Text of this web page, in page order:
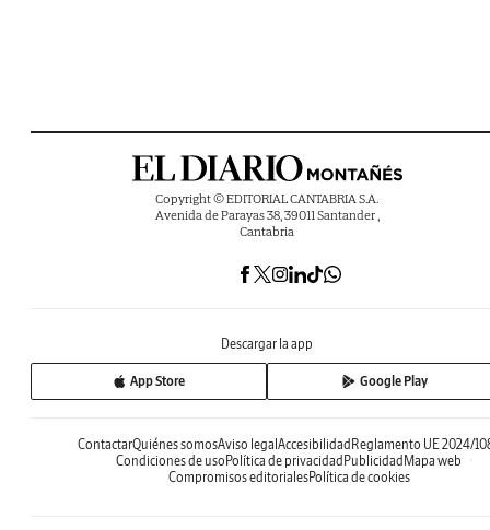
Copyright © EDITORIAL CANTABRIA S.A.
Avenida de Parayas 38, 39011 Santander ,
Cantabria
Descargar la app
App Store Google Play
ContactarQuiénes somosAviso legalAccesibilidadReglamento UE 2024/
Condiciones de usoPolítica de privacidadPublicidadMapa web
Compromisos editorialesPolítica de cookies